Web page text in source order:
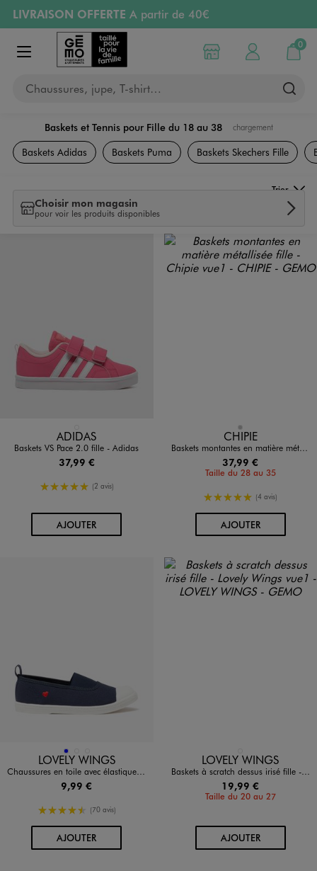
Aller au contenu principal
Aller à la navigation
LIVRAISON OFFERTE A partir de 40€
RETRAIT ET LIVRAISON OFFERTE
en magasin
PAYEZ EN 3x SANS FRAIS
Retours OFFERTS
pendant 30 jours
Afficher le menu
Chaussures, jupe, T-shirt…
Choisir mon magasin
Mon compte
0
Mon
Baskets et Tennis pour Fille du 18 au 38 chargement
Chaussures
Baskets Adidas Baskets Puma Baskets Skechers Fille
Choisir mon magasin
pour voir les produits disponibles
Trier
Disponible en 1 coloris
ADIDAS
Baskets VS Pace 2.0 fille - Adidas
37,99 €
5/5 de moyenne
(2 avis)
AJOUTERAU PANIER
Disponible en 1 coloris
ARGENT
CHIPIE
Baskets montantes en matière métallisée fille - Chipie
37,99 €
Taille du 28 au 35
5/5 de moyenne
(4 avis)
AJOUTERAU PANIER
Disponible en 3 coloris
BLEU
LOVELY WINGS
Chaussures en toile avec élastique et bout renforcé fille
9,99 €
4.5/5 de moyenne
(70 avis)
AJOUTERAU PANIER
Disponible en 1 coloris
LOVELY WINGS
Baskets à scratch dessus irisé fille - Lovely Wings
19,99 €
Taille du 20 au 27
AJOUTERAU PANIER